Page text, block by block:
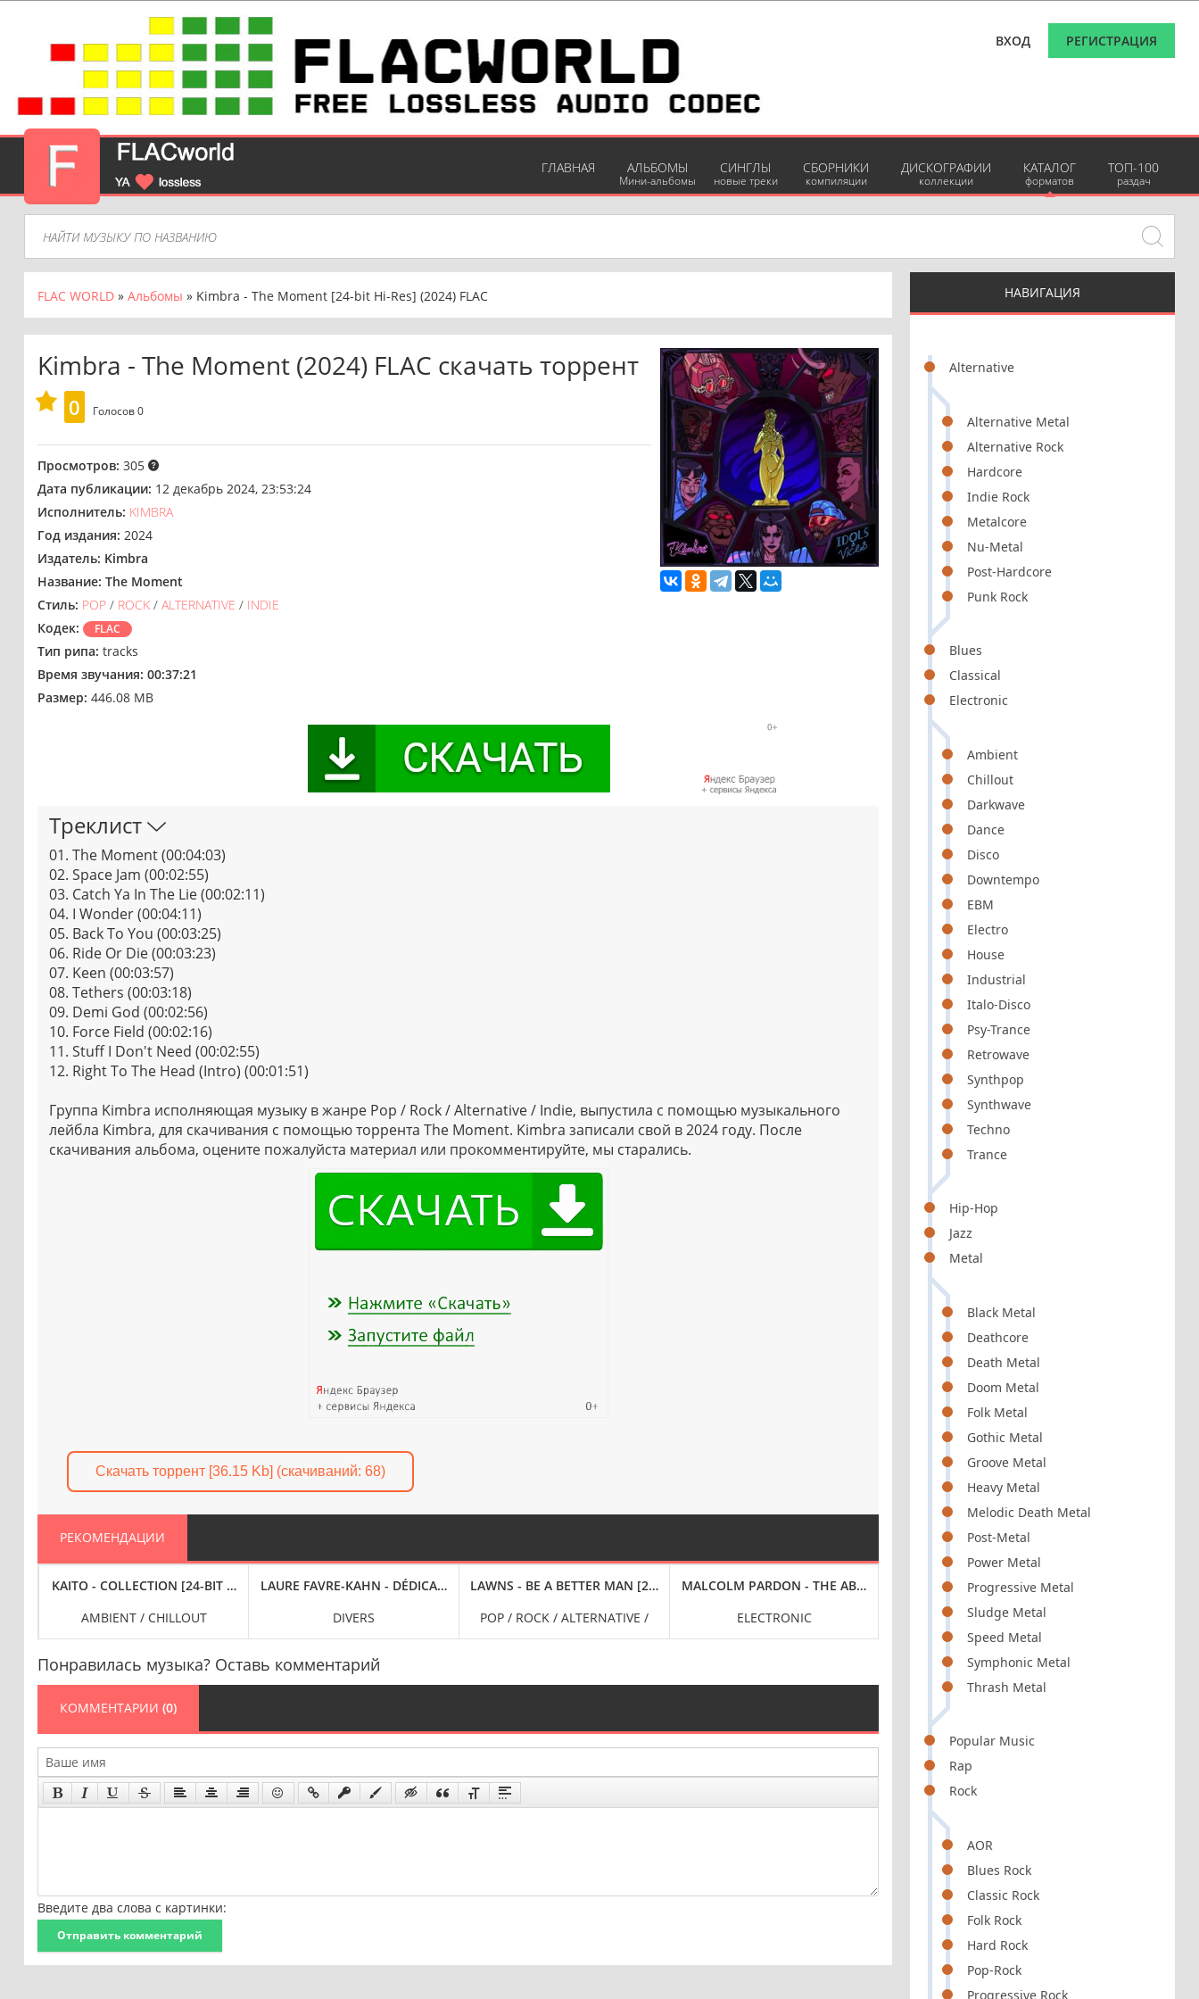
ВХОД РЕГИСТРАЦИЯ
ГЛАВНАЯ АЛЬБОМЫ
Мини-альбомы
СИНГЛЫ
новые треки
СБОРНИКИ
компиляции
ДИСКОГРАФИИ
коллекции
КАТАЛОГ
форматов
ТОП-100
раздач
НАВИГАЦИЯ
Alternative
Alternative Metal
Alternative Rock
Hardcore
Indie Rock
Metalcore
Nu-Metal
Post-Hardcore
Punk Rock
Blues
Classical
Electronic
Ambient
Chillout
Darkwave
Dance
Disco
Downtempo
EBM
Electro
House
Industrial
Italo-Disco
Psy-Trance
Retrowave
Synthpop
Synthwave
Techno
Trance
Hip-Hop
Jazz
Metal
Black Metal
Deathcore
Death Metal
Doom Metal
Folk Metal
Gothic Metal
Groove Metal
Heavy Metal
Melodic Death Metal
Post-Metal
Power Metal
Progressive Metal
Sludge Metal
Speed Metal
Symphonic Metal
Thrash Metal
Popular Music
Rap
Rock
AOR
Blues Rock
Classic Rock
Folk Rock
Hard Rock
Pop-Rock
Progressive Rock
FLAC WORLD » Альбомы » Kimbra - The Moment [24-bit Hi-Res] (2024) FLAC
Kimbra - The Moment (2024) FLAC скачать торрент
0 Голосов0
Просмотров: 305
Дата публикации: 12 декабрь 2024, 23:53:24
Исполнитель: KIMBRA
Год издания: 2024
Издатель: Kimbra
Название: The Moment
Стиль: POP / ROCK / ALTERNATIVE / INDIE
Кодек:
FLAC
Тип рипа: tracks
Время звучания: 00:37:21
Размер: 446.08 MB
Треклист
01. The Moment (00:04:03)
02. Space Jam (00:02:55)
03. Catch Ya In The Lie (00:02:11)
04. I Wonder (00:04:11)
05. Back To You (00:03:25)
06. Ride Or Die (00:03:23)
07. Keen (00:03:57)
08. Tethers (00:03:18)
09. Demi God (00:02:56)
10. Force Field (00:02:16)
11. Stuff I Don't Need (00:02:55)
12. Right To The Head (Intro) (00:01:51)
Группа Kimbra исполняющая музыку в жанре Pop / Rock / Alternative / Indie, выпустила с помощью музыкального
лейбла Kimbra, для скачивания с помощью торрента The Moment. Kimbra записали свой в 2024 году. После
скачивания альбома, оцените пожалуйста материал или прокомментируйте, мы старались.
Скачать торрент [36.15 Kb] (cкачиваний: 68)
РЕКОМЕНДАЦИИ
(2024) FLAC
KAITO - COLLECTION [24-BIT HI-RES] (2024) FLAC
AMBIENT / CHILLOUT
LAURE FAVRE-KAHN - DÉDICACES [24-BIT HI-RES] (2024) FLAC
DIVERS
LAWNS - BE A BETTER MAN [24-BIT HI-RES] (2024) FLAC
POP / ROCK / ALTERNATIVE /
MALCOLM PARDON - THE ABYSS [24-BIT HI-RES] (2024) FLAC
ELECTRONIC
SANAH - PIANINKOWE KAPRYSY (2024) FLAC
POP / ROCK
Понравилась музыка? Оставь комментарий
КОММЕНТАРИИ (0)
Введите два слова с картинки:
Отправить комментарий